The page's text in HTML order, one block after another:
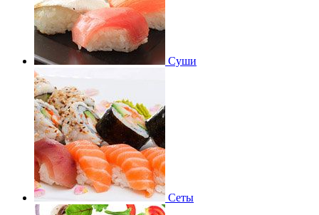
Суши
Сеты